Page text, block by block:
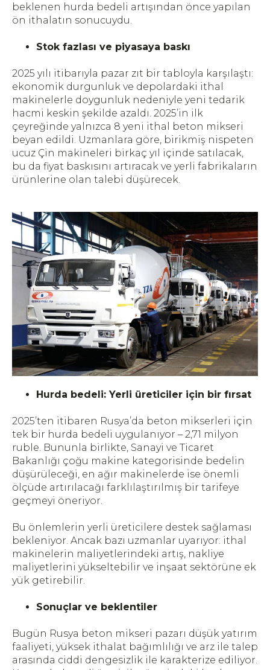
beklenen hurda bedeli artışından önce yapılan
ön ithalatın sonucuydu.
Stok fazlası ve piyasaya baskı
2025 yılı itibarıyla pazar zıt bir tabloyla karşılaştı:
ekonomik durgunluk ve depolardaki ithal
makinelerle doygunluk nedeniyle yeni tedarik
hacmi keskin şekilde azaldı. 2025’in ilk
çeyreğinde yalnızca 8 yeni ithal beton mikseri
beyan edildi. Uzmanlara göre, birikmiş nispeten
ucuz Çin makineleri birkaç yıl içinde satılacak,
bu da fiyat baskısını artıracak ve yerli fabrikaların
ürünlerine olan talebi düşürecek.
Hurda bedeli: Yerli üreticiler için bir fırsat
2025’ten itibaren Rusya’da beton mikserleri için
tek bir hurda bedeli uygulanıyor – 2,71 milyon
ruble. Bununla birlikte, Sanayi ve Ticaret
Bakanlığı çoğu makine kategorisinde bedelin
düşürüleceği, en ağır makinelerde ise önemli
ölçüde artırılacağı farklılaştırılmış bir tarifeye
geçmeyi öneriyor.
Bu önlemlerin yerli üreticilere destek sağlaması
bekleniyor. Ancak bazı uzmanlar uyarıyor: ithal
makinelerin maliyetlerindeki artış, nakliye
maliyetlerini yükseltebilir ve inşaat sektörüne ek
yük getirebilir.
Sonuçlar ve beklentiler
Bugün Rusya beton mikseri pazarı düşük yatırım
faaliyeti, yüksek ithalat bağımlılığı ve arz ile talep
arasında ciddi dengesizlik ile karakterize ediliyor.